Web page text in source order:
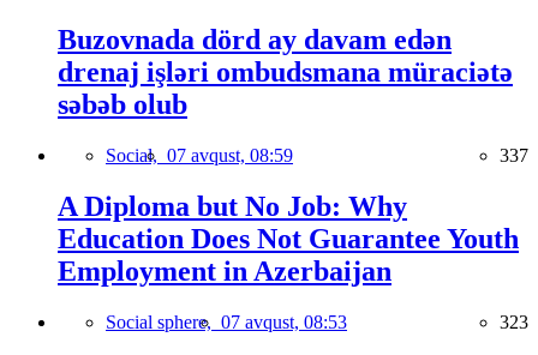
Buzovnada dörd ay davam edən
drenaj işləri ombudsmana müraciətə
səbəb olub
Social, 07 avqust, 08:59 337
A Diploma but No Job: Why
Education Does Not Guarantee Youth
Employment in Azerbaijan
Social sphere, 07 avqust, 08:53 323